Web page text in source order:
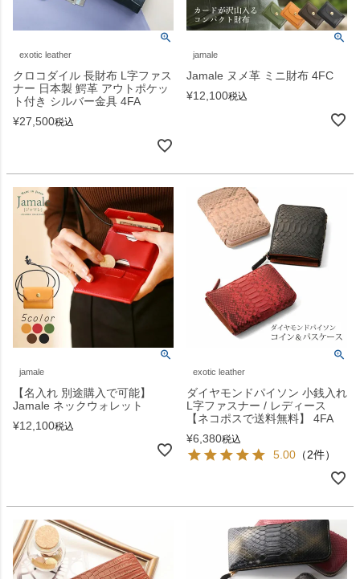
exotic leather
クロコダイル 長財布 L字ファス
ナー 日本製 鰐革 アウトポケッ
ト付き シルバー金具 4FA
¥27,500税込
jamale
Jamale ヌメ革 ミニ財布 4FC
¥12,100税込
jamale
【名入れ 別途購入で可能】
Jamale ネックウォレット
¥12,100税込
exotic leather
ダイヤモンドパイソン 小銭入れ
L字ファスナー / レディース
【ネコポスで送料無料】 4FA
¥6,380税込
5.00 （2件）